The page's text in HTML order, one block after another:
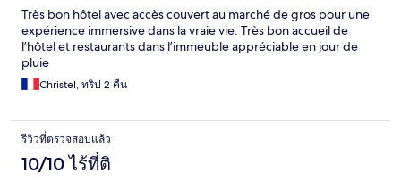
Très bon hôtel avec accès couvert au marché de gros pour une
expérience immersive dans la vraie vie. Très bon accueil de
l’hôtel et restaurants dans l’immeuble appréciable en jour de
pluie
Christel, ทริป 2 คืน
รีวิวที่ตรวจสอบแล้ว
10/10 ไร้ที่ติ